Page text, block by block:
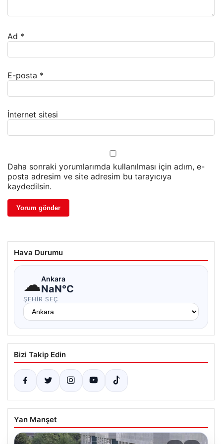
Ad *
E-posta *
İnternet sitesi
Daha sonraki yorumlarımda kullanılması için adım, e-
posta adresim ve site adresim bu tarayıcıya
kaydedilsin.
Hava Durumu
☁Ankara
NaN°C
ŞEHIR SEÇ
Bizi Takip Edin
Yan Manşet